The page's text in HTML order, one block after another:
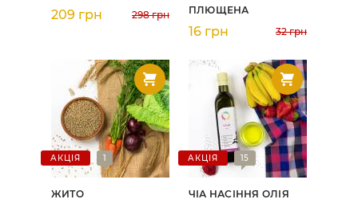
209 грн 298 грн
ПЛЮЩЕНА
16 грн 32 грн
АКЦІЯ 1
ЖИТО
АКЦІЯ 15
ЧІА НАСІННЯ ОЛІЯ